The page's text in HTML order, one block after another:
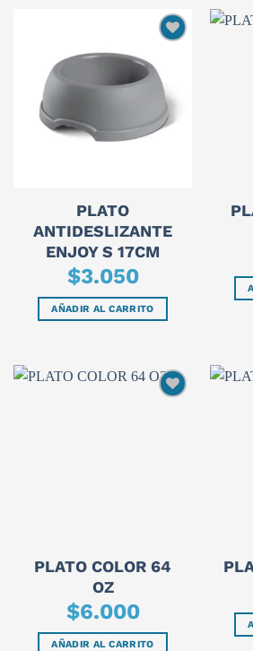
PLATO
ANTIDESLIZANTE
ENJOY S 17CM
$3.050
AÑADIR AL CARRITO
PLATO COLOR 64
OZ
$6.000
AÑADIR AL CARRITO